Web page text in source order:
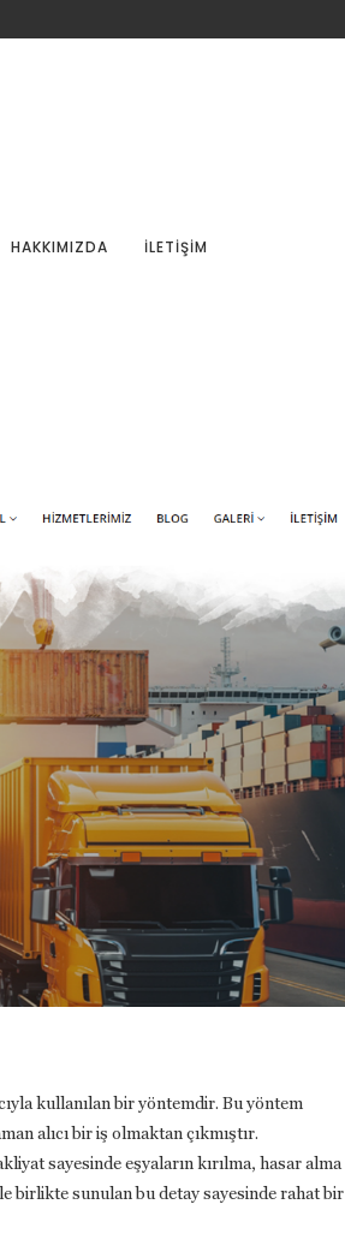
HAKKIMIZDA İLETIŞIM
kullanılan bir yöntemdir. Bu yöntem
alıcı bir iş olmaktan çıkmıştır.
sayesinde eşyaların kırılma, hasar alma
birlikte sunulan bu detay sayesinde rahat bir